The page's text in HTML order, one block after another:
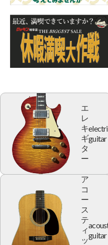
エ
レ
キ
ギ
タ
ー
guitar
ア
コ
ー
ス
テ
ィ
ッ
guitar